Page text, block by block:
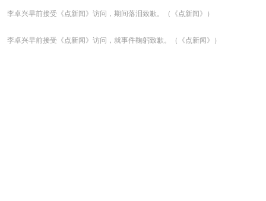
李卓兴早前接受《点新闻》访问，期间落泪致歉。（《点新闻》）
李卓兴早前接受《点新闻》访问，就事件鞠躬致歉。（《点新闻》）